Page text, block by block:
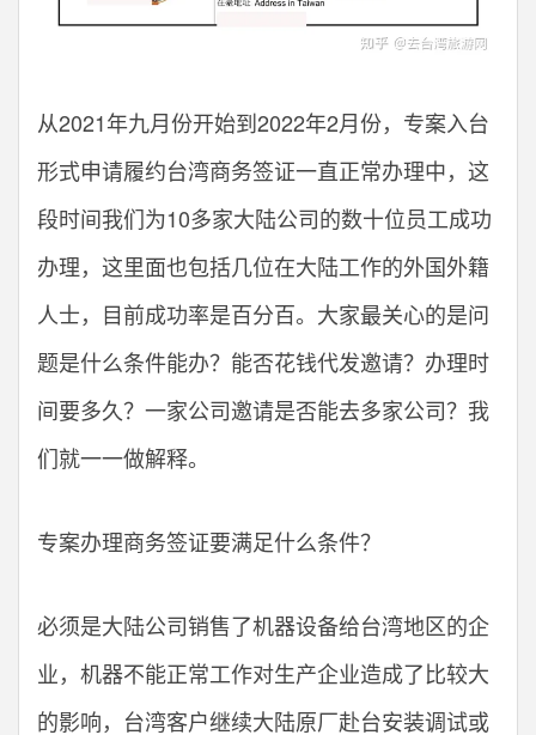
从2021年九月份开始到2022年2月份，专案入台
形式申请履约台湾商务签证一直正常办理中，这
段时间我们为10多家大陆公司的数十位员工成功
办理，这里面也包括几位在大陆工作的外国外籍
人士，目前成功率是百分百。大家最关心的是问
题是什么条件能办？能否花钱代发邀请？办理时
间要多久？一家公司邀请是否能去多家公司？我
们就一一做解释。
专案办理商务签证要满足什么条件？
必须是大陆公司销售了机器设备给台湾地区的企
业，机器不能正常工作对生产企业造成了比较大
的影响，台湾客户继续大陆原厂赴台安装调试或